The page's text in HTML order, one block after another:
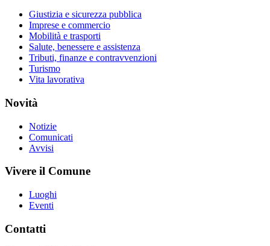
Giustizia e sicurezza pubblica
Imprese e commercio
Mobilità e trasporti
Salute, benessere e assistenza
Tributi, finanze e contravvenzioni
Turismo
Vita lavorativa
Novità
Notizie
Comunicati
Avvisi
Vivere il Comune
Luoghi
Eventi
Contatti